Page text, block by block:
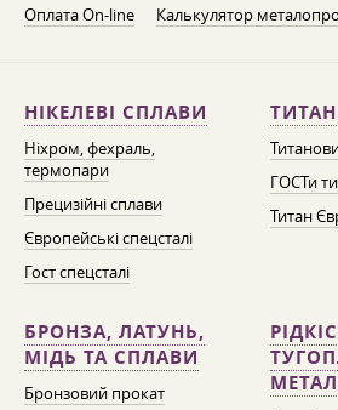
Оплата On-line
Калькулятор
НІКЕЛЕВІ СПЛАВИ
Ніхром, фехраль,
термопари
Прецизійні сплави
Європейські спецсталі
Гост спецсталі
ТИТАН
ГОСТи
Титан
БРОНЗА, ЛАТУНЬ,
МІДЬ ТА СПЛАВИ
Бронзовий прокат